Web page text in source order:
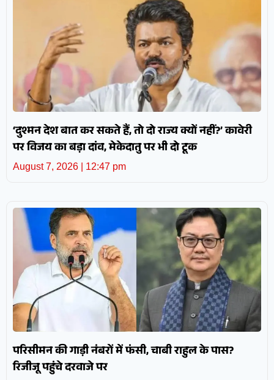
‘दुश्मन देश बात कर सकते हैं, तो दो राज्य क्यों नहीं?’ कावेरी
पर विजय का बड़ा दांव, मेकेदातु पर भी दो टूक
August 7, 2026 12:47 pm
परिसीमन की गाड़ी नंबरों में फंसी, चाबी राहुल के पास?
रिजीजू पहुंचे दरवाजे पर